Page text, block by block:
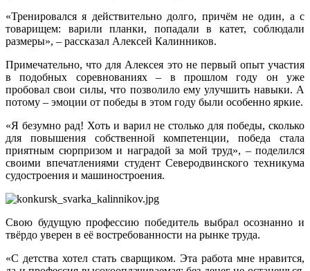
«Тренировался я действительно долго, причём не один, а с
товарищем: варили планки, попадали в катет, соблюдали
размеры», – рассказал Алексей Калинников.
Примечательно, что для Алексея это не первый опыт участия
в подобных соревнованиях – в прошлом году он уже
пробовал свои силы, что позволило ему улучшить навыки. А
потому – эмоции от победы в этом году были особенно яркие.
«Я безумно рад! Хоть и варил не столько для победы, сколько
для повышения собственной компетенции, победа стала
приятным сюрпризом и наградой за мой труд», – поделился
своими впечатлениями студент Северодвинского техникума
судостроения и машиностроения.
Свою будущую профессию победитель выбрал осознанно и
твёрдо уверен в её востребованности на рынке труда.
«С детства хотел стать сварщиком. Эта работа мне нравится,